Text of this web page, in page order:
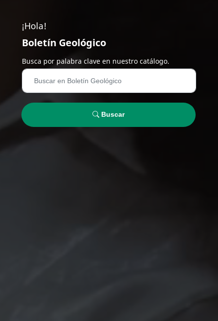
¡Hola!
Boletín Geológico
Busca por palabra clave en nuestro catálogo.
Buscar